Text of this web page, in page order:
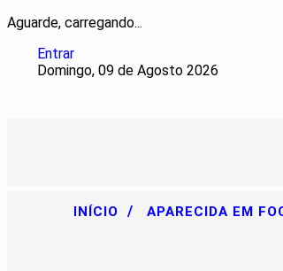
Aguarde, carregando...
Entrar
Domingo, 09 de Agosto 2026
INÍCIO / APARECIDA EM